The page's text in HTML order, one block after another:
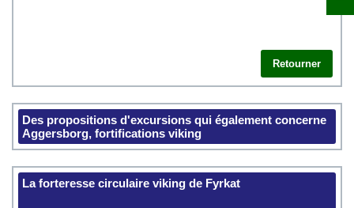
Retourner
Des propositions d'excursions qui également concerne
Aggersborg, fortifications viking
La forteresse circulaire viking de Fyrkat